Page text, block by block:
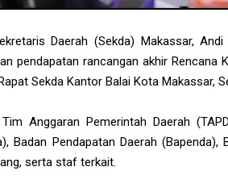
Daerah (Sekda) Makassar,
pendapatan rancangan akhir Rencana
Sekda Kantor Balai Kota Makassar,
Anggaran Pemerintah Daerah
Badan Pendapatan Daerah
serta staf terkait.